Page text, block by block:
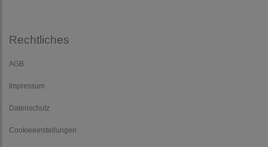
Rechtliches
AGB
Impressum
Datenschutz
Cookieeinstellungen